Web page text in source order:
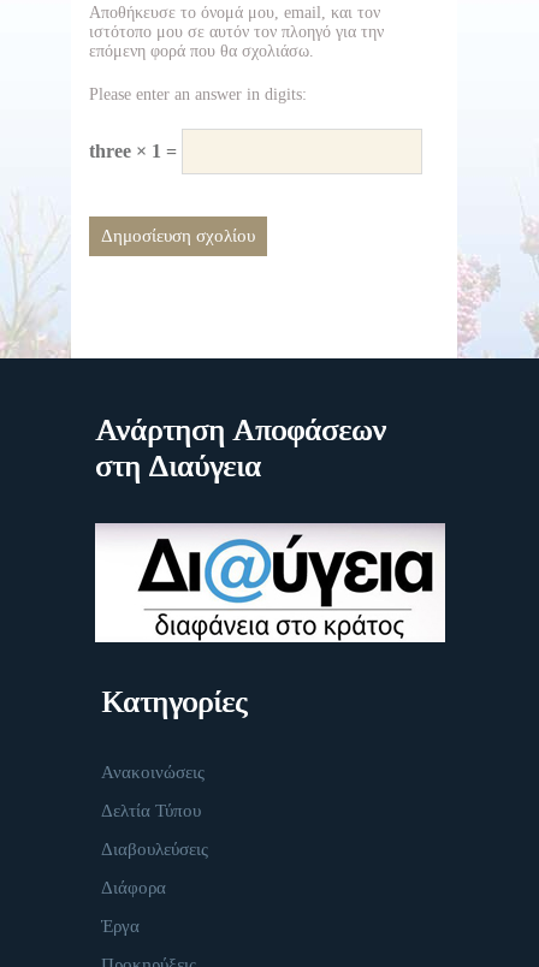
Αποθήκευσε το όνομά μου, email, και τον
ιστότοπο μου σε αυτόν τον πλοηγό για την
επόμενη φορά που θα σχολιάσω.
Please enter an answer in digits:
three × 1 =
Ανάρτηση Αποφάσεων
στη Διαύγεια
Κατηγορίες
Ανακοινώσεις
Δελτία Τύπου
Διαβουλεύσεις
Διάφορα
Έργα